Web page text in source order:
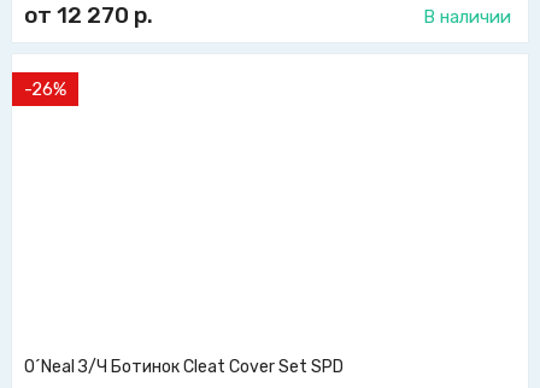
от 12 270 р. В наличии
-26%
O´Neal З/Ч Ботинок Cleat Cover Set SPD